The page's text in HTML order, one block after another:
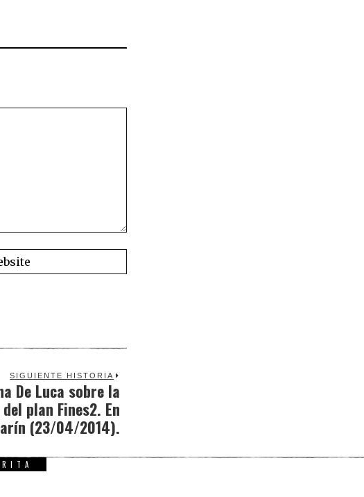
SIGUIENTE HISTORIA
De Luca sobre la
plan Fines2. En
(23/04/2014).